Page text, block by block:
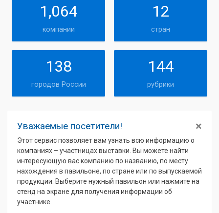
1,064
компании
12
стран
138
городов России
144
рубрики
×
Уважаемые посетители!
Этот сервис позволяет вам узнать всю информацию о
компаниях – участницах выставки. Вы можете найти
интересующую вас компанию по названию, по месту
нахождения в павильоне, по стране или по выпускаемой
продукции. Выберите нужный павильон или нажмите на
стенд на экране для получения информации об
участнике.